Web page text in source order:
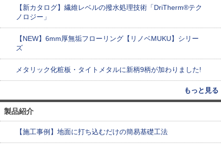
【新カタログ】繊維レベルの撥水処理技術「DriTherm®テク
ノロジー」
【NEW】6mm厚無垢フローリング【リノベMUKU】シリー
ズ
メタリック化粧板・タイトメタルに新柄9柄が加わりました!
もっと見る
製品紹介
【施工事例】地面に打ち込むだけの簡易基礎工法